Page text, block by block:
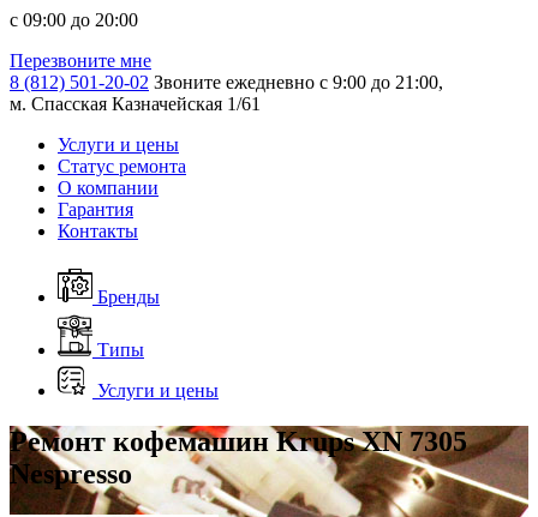
c 09:00 до 20:00
Перезвоните мне
8 (812) 501-20-02 Звоните ежедневно с 9:00 до 21:00,
м. Спасская Казначейская 1/61
Услуги и цены
Статус ремонта
О компании
Гарантия
Контакты
Бренды
Типы
Услуги и цены
Ремонт кофемашин Krups XN 7305
Nespresso